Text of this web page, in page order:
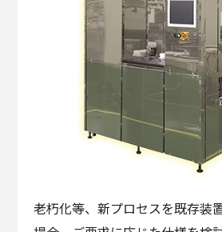
老朽化等、新プロセスを既存装